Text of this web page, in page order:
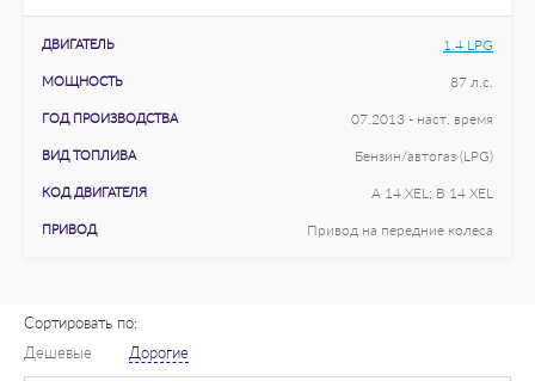
ДВИГАТЕЛЬ 1.4 LPG
МОЩНОСТЬ 87 л.с.
ГОД ПРОИЗВОДСТВА 07.2013 - наст. время
ВИД ТОПЛИВА Бензин/автогаз (LPG)
КОД ДВИГАТЕЛЯ A 14 XEL; B 14 XEL
ПРИВОД Привод на передние колеса
Сортировать по:
Дешевые
Дорогие